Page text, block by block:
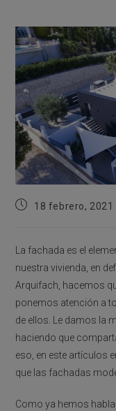
Publicación
entrada:
18 febrero, 2021
La fachada es el
nuestra vivienda, en
Arquifach, hacemos
ponemos atención a
de ellos. Le damos la
haciendo que
eso, en este artículos
que las fachadas
Como ya hemos